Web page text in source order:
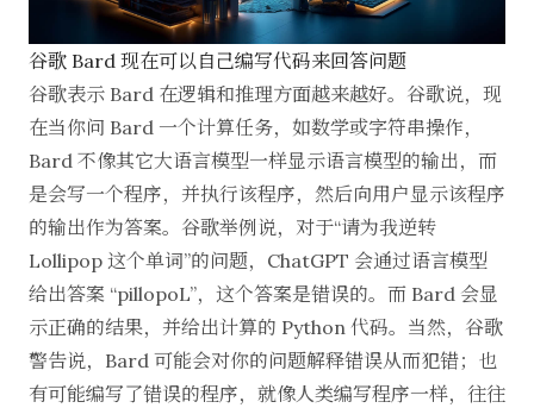
谷歌 Bard 现在可以自己编写代码来回答问题
谷歌表示 Bard 在逻辑和推理方面越来越好。谷歌说，现
在当你问 Bard 一个计算任务，如数学或字符串操作，
Bard 不像其它大语言模型一样显示语言模型的输出，而
是会写一个程序，并执行该程序，然后向用户显示该程序
的输出作为答案。谷歌举例说，对于“请为我逆转
Lollipop 这个单词”的问题，ChatGPT 会通过语言模型
给出答案 “pillopoL”，这个答案是错误的。而 Bard 会显
示正确的结果，并给出计算的 Python 代码。当然，谷歌
警告说，Bard 可能会对你的问题解释错误从而犯错；也
有可能编写了错误的程序，就像人类编写程序一样，往往